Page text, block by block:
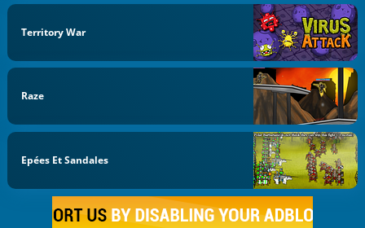
Territory War
Raze
Epées Et Sandales